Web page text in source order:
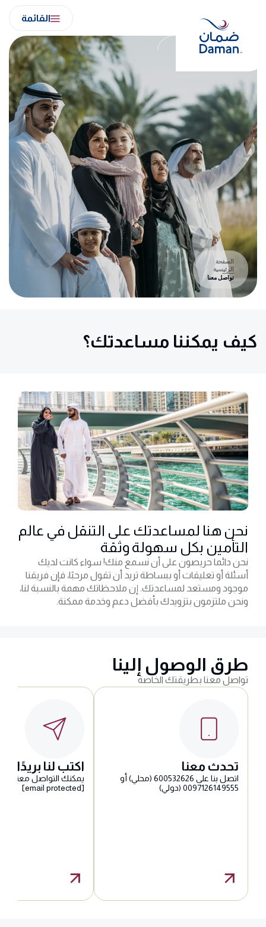
content
القائمة
الصفحة
الرئيسية
تواصل معنا
كيف يمكننا مساعدتك؟
نحن هنا لمساعدتك على التنقل في عالم
التأمين بكل سهولة وثقة
نحن دائما حريصون على أن نسمع منك! سواء كانت لديك
أسئلة أو تعليقات أو ببساطة تريد أن تقول مرحبًا، فإن فريقنا
موجود ومستعد لمساعدتك. إن ملاحظاتك مهمة بالنسبة لنا،
ونحن ملتزمون بتزويدك بأفضل دعم وخدمة ممكنة.
طرق الوصول إلينا
تواصل معنا بطريقتك الخاصة
تحدث معنا
اتصل بنا على 600532626 (محلي) أو
0097126149555 (دولي)
اكتب لنا بريدًا
يمكنك التواصل معنا على
[email protected]